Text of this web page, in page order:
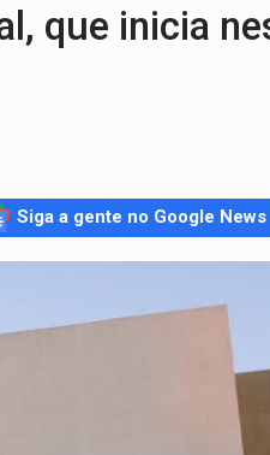
que inicia
Siga a gente no Google News